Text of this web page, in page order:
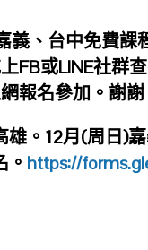
義、台中免費課
FB或LINE社群
報名參加。謝謝
雄。12月(周日)
。 https://